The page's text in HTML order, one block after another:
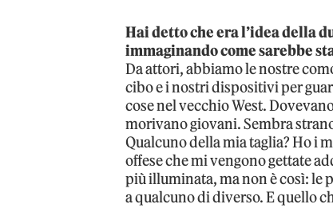
Hai detto che era l’idea della
immaginando come sarebbe
Da attori, abbiamo le nostre
cibo e i nostri dispositivi per
cose nel vecchio West.
morivano giovani. Sembra
Qualcuno della mia taglia? Ho i
offese che mi vengono gettate
più illuminata, ma non è così: le
a qualcuno di diverso. E quello